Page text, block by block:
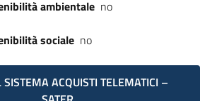
ambientale no
sociale no
SISTEMA ACQUISTI TELEMATICI –